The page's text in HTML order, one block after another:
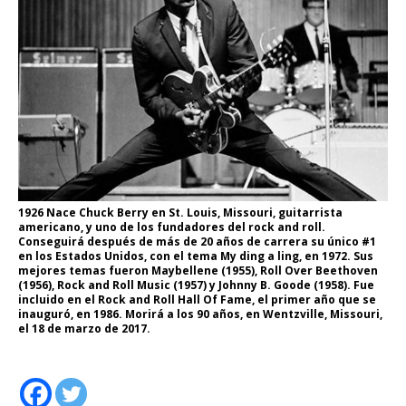
1926 Nace Chuck Berry en St. Louis, Missouri, guitarrista
americano, y uno de los fundadores del rock and roll.
Conseguirá después de más de 20 años de carrera su único #1
en los Estados Unidos, con el tema My ding a ling, en 1972. Sus
mejores temas fueron Maybellene (1955), Roll Over Beethoven
(1956), Rock and Roll Music (1957) y Johnny B. Goode (1958). Fue
incluido en el Rock and Roll Hall Of Fame, el primer año que se
inauguró, en 1986. Morirá a los 90 años, en Wentzville, Missouri,
el 18 de marzo de 2017.